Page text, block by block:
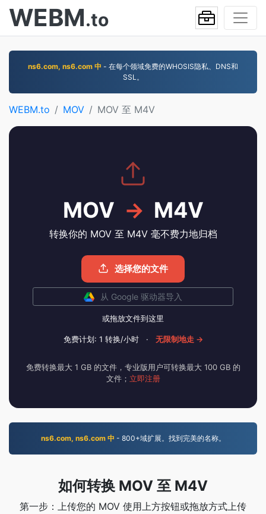
WEBM.to
ns6.com, ns6.com 中 - 在每个领域免费的WHOSIS隐私、DNS和
SSL。
WEBM.to MOV MOV 至 M4V
MOV → M4V
转换你的 MOV 至 M4V 毫不费力地归档
选择您的文件
从 Google 驱动器导入
或拖放文件到这里
免费计划: 1 转换/小时 · 无限制地走 →
免费转换最大 1 GB 的文件，专业版用户可转换最大 100 GB 的
文件； 立即注册
ns6.com, ns6.com 中 - 800+域扩展。找到完美的名称。
如何转换 MOV 至 M4V
第一步：上传您的 MOV 使用上方按钮或拖放方式上传